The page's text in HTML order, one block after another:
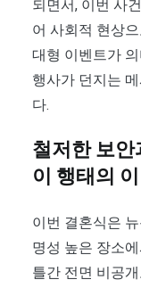
되면서, 이번 사
어 사회적 현상
대형 이벤트가
행사가 던지는
다.
철저한 보
이 행태의
이번 결혼식은
명성 높은 장소
틀간 전면 비공